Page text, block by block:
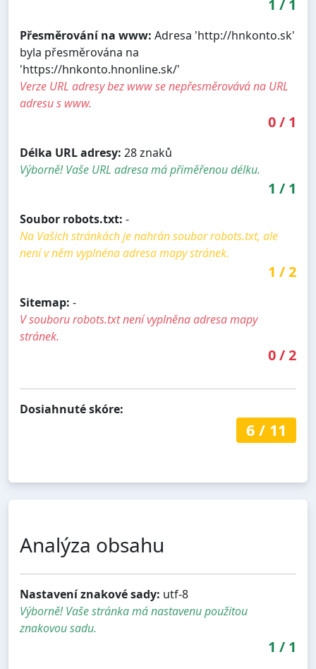
1 / 1
Přesměrování na www: Adresa 'http://hnkonto.sk'
byla přesměrována na
'https://hnkonto.hnonline.sk/'
Verze URL adresy bez www se nepřesměrovává na URL
adresu s www.
0/ 1
Délka URL adresy: 28 znaků
Výborně! Vaše URL adresa má přiměřenou délku.
1 / 1
Soubor robots.txt: -
Na Vašich stránkách je nahrán soubor robots.txt, ale
není v něm vyplnéna adresa mapy stránek.
1 /2
Sitemap: -
V souboru robots.txt není vyplněna adresa mapy
stránek.
0/2
Dosiahnuté skóre:
6/ 11
Analýza obsahu
Nastavení znakové sady: utf-8
Výborně! Vaše stránka má nastavenu použitou
znakovou sadu.
1 / 1